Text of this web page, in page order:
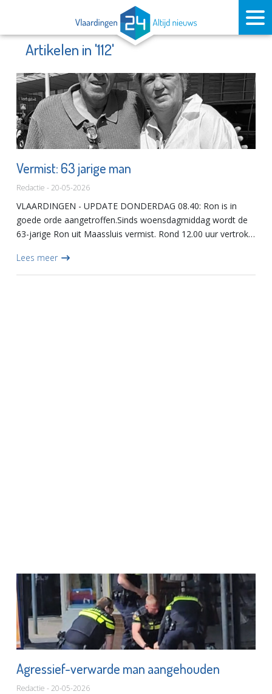
Artikelen in '112'
Vermist: 63 jarige man
Redactie - 20-05-2026
VLAARDINGEN - UPDATE DONDERDAG 08.40: Ron is in
goede orde aangetroffen.Sinds woensdagmiddag wordt de
63-jarige Ron uit Maassluis vermist. Rond 12.00 uur vertrok
ontbreekt....
Lees meer
Agressief-verwarde man aangehouden
Redactie - 20-05-2026